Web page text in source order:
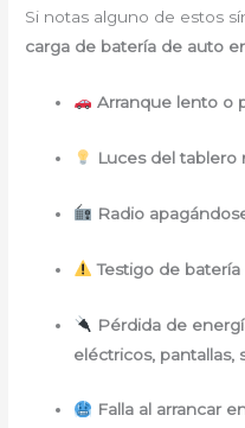
Si notas alguno de estos
carga de batería de auto
Arranque lento o
Luces del tablero
Radio
Testigo de
Pérdida de
eléctricos, pantallas,
Falla al arrancar